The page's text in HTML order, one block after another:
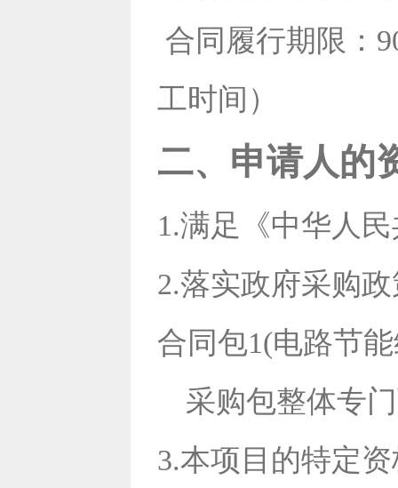
合同履行期限：
工时间）
二、申请人的
1.满足《中华人
2.落实政府采购
合同包1(电路节
采购包整体专
3.本项目的特定